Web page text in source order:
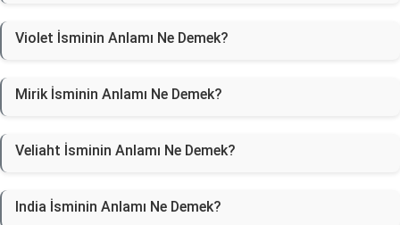
Violet İsminin Anlamı Ne Demek?
Mirik İsminin Anlamı Ne Demek?
Veliaht İsminin Anlamı Ne Demek?
India İsminin Anlamı Ne Demek?